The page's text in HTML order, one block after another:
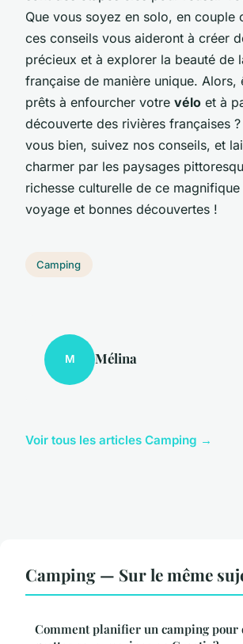
Que vous soyez en solo, en couple
ces conseils vous aideront à créer
précieux et à explorer la beauté de
française de manière unique. Alors,
prêts à enfourcher votre vélo et à
découverte des rivières françaises
vous bien, suivez nos conseils, et
charmer par les paysages
richesse culturelle de ce
voyage et bonnes découvertes !
Camping
M Mélina
Voir tous les articles Camping →
Camping — Sur le même
Comment planifier un camping pour